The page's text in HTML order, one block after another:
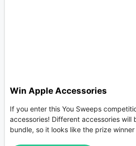
Win Apple Accessories
If you enter this You Sweeps
accessories! Different accessories will
bundle, so it looks like the prize